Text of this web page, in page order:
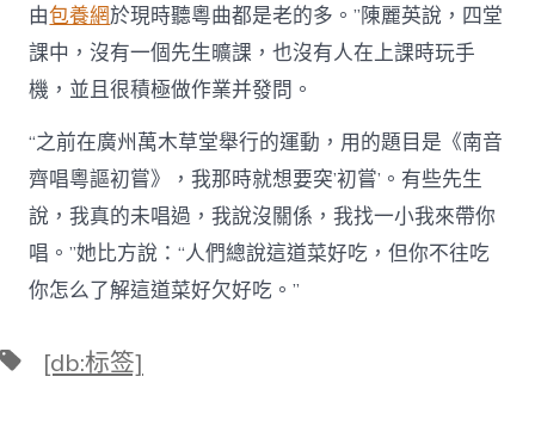
由包養網於現時聽粵曲都是老的多。”陳麗英說，四堂
課中，沒有一個先生曠課，也沒有人在上課時玩手
機，並且很積極做作業并發問。
“之前在廣州萬木草堂舉行的運動，用的題目是《南音
齊唱粵謳初嘗》，我那時就想要突’初嘗’。有些先生
說，我真的未唱過，我說沒關係，我找一小我來帶你
唱。”她比方說：“人們總說這道菜好吃，但你不往吃
你怎么了解這道菜好欠好吃。”
標 [db:标签]